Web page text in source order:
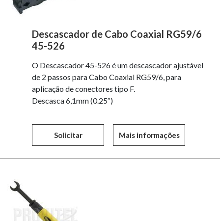
Descascador de Cabo Coaxial RG59/6
45-526
O Descascador 45-526 é um descascador ajustável
de 2 passos para Cabo Coaxial RG59/6, para
aplicação de conectores tipo F.
Descasca 6,1mm (0.25″)
Solicitar Mais informações